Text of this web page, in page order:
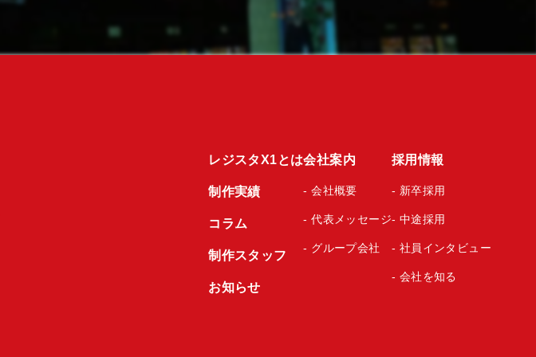
レジスタX1とは
制作実績
コラム
制作スタッフ
お知らせ
会社案内
- 会社概要
- 代表メッセージ
- グループ会社
採用情報
- 新卒採用
- 中途採用
- 社員インタビュー
- 会社を知る